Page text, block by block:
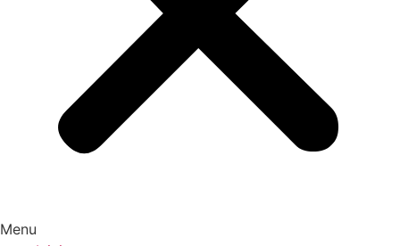
Menu